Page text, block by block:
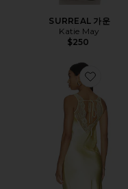
SURREAL 가운
Katie May
$250
Favorite